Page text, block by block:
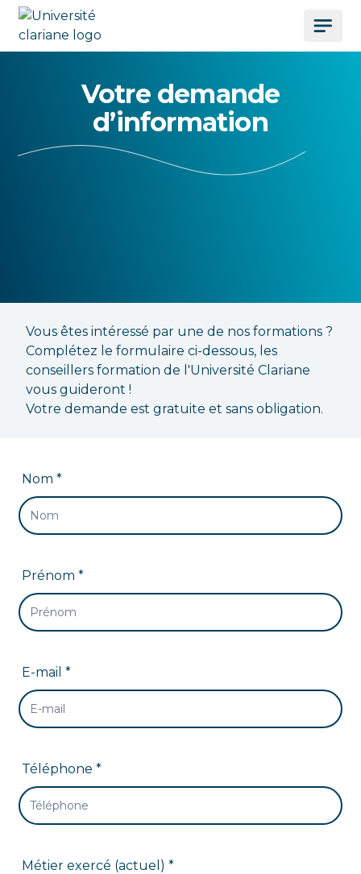
Votre demande
d’information
Vous êtes intéressé par une de nos formations ?
Complétez le formulaire ci-dessous, les
conseillers formation de l'Université Clariane
vous guideront !
Votre demande est gratuite et sans obligation.
Nom *
Prénom *
E-mail *
Téléphone *
Métier exercé (actuel) *